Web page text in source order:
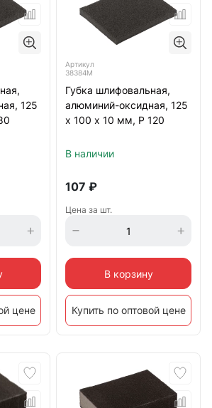
125
цене
Артикул
38384М
Губка шлифовальная,
алюминий-оксидная, 125
х 100 х 10 мм, Р 120
В наличии
107 ₽
Цена за шт.
В корзину
Купить по оптовой цене